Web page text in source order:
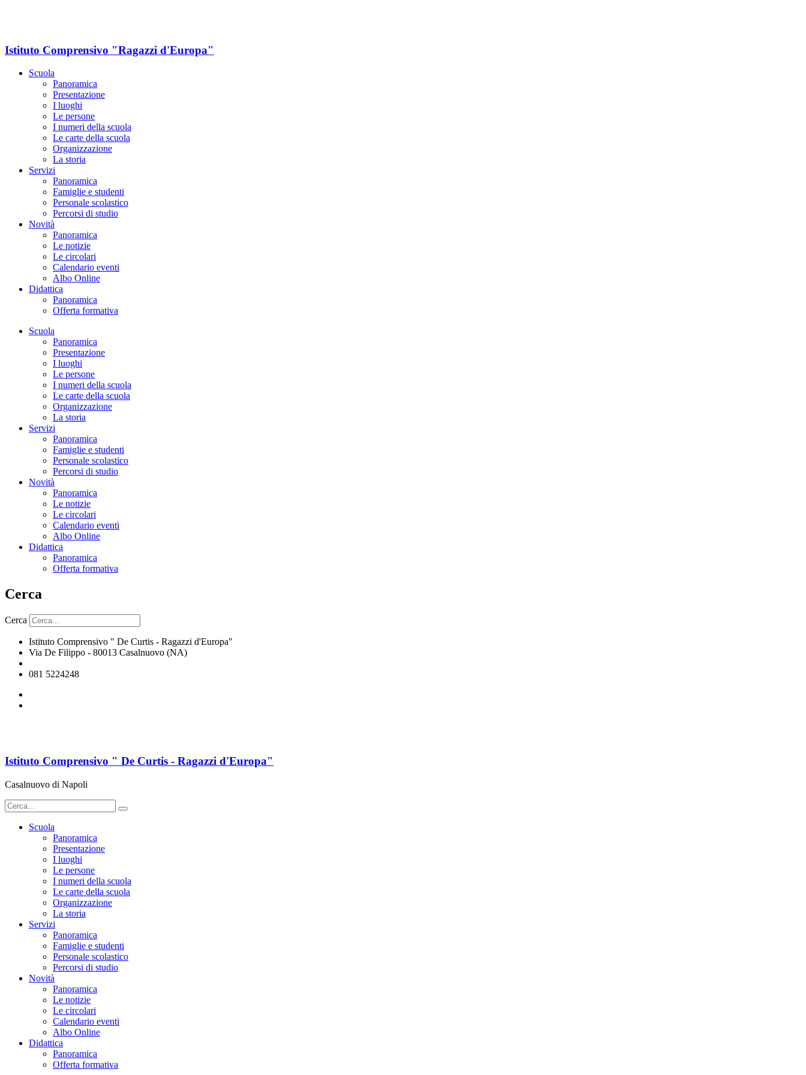
Istituto Comprensivo "Ragazzi d'Europa"
Scuola
Panoramica
Presentazione
I luoghi
Le persone
I numeri della scuola
Le carte della scuola
Organizzazione
La storia
Servizi
Panoramica
Famiglie e studenti
Personale scolastico
Percorsi di studio
Novità
Panoramica
Le notizie
Le circolari
Calendario eventi
Albo Online
Didattica
Panoramica
Offerta formativa
Scuola
Panoramica
Presentazione
I luoghi
Le persone
I numeri della scuola
Le carte della scuola
Organizzazione
La storia
Servizi
Panoramica
Famiglie e studenti
Personale scolastico
Percorsi di studio
Novità
Panoramica
Le notizie
Le circolari
Calendario eventi
Albo Online
Didattica
Panoramica
Offerta formativa
Cerca
Cerca
Istituto Comprensivo " De Curtis - Ragazzi d'Europa"
Via De Filippo - 80013 Casalnuovo (NA)
081 5224248
Istituto Comprensivo " De Curtis - Ragazzi d'Europa"
Casalnuovo di Napoli
Scuola
Panoramica
Presentazione
I luoghi
Le persone
I numeri della scuola
Le carte della scuola
Organizzazione
La storia
Servizi
Panoramica
Famiglie e studenti
Personale scolastico
Percorsi di studio
Novità
Panoramica
Le notizie
Le circolari
Calendario eventi
Albo Online
Didattica
Panoramica
Offerta formativa